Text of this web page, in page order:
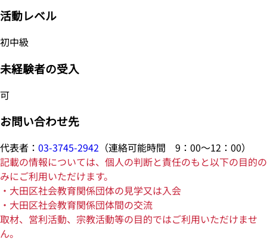
活動レベル
初中級
未経験者の受入
可
お問い合わせ先
代表者： 03-3745-2942 （連絡可能時間 9：00～12：00）
記載の情報については、個人の判断と責任のもと以下の目的の
みにご利用いただけます。
・大田区社会教育関係団体の見学又は入会
・大田区社会教育関係団体間の交流
取材、営利活動、宗教活動等の目的ではご利用いただけませ
ん。